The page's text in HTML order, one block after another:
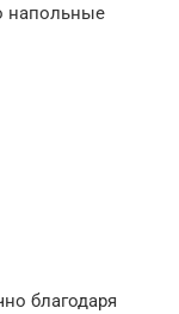
напольные
благодаря